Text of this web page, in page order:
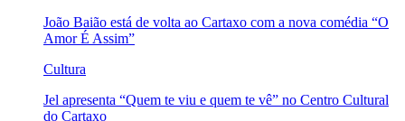
João Baião está de volta ao Cartaxo com a nova comédia “O
Amor É Assim”
Cultura
Jel apresenta “Quem te viu e quem te vê” no Centro Cultural
do Cartaxo